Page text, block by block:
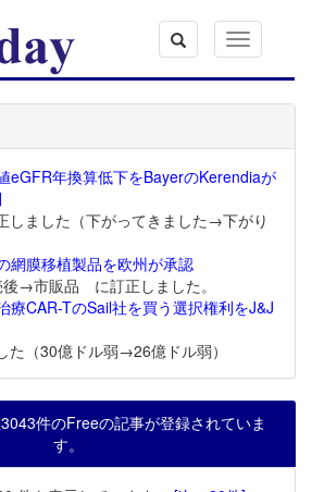
Toggle
navigation
eGFR年換算低下をBayerのKerendiaが
しました（下がってきました→下がり
網膜移植製品を欧州が承認
→市販品 に訂正しました。
療CAR-TのSail社を買う選択権利をJ&J
た（30億ドル弱→26億ドル弱）
件のFreeの記事が登録されていま
す。